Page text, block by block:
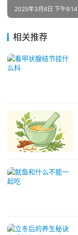
2025年3月6日 下午9:14
相关推荐